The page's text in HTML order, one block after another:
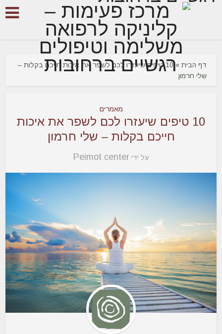
דף הבית »
10 טיפים שיעזרו לכם לשפר את איכות חייכם בקלות –
שלי חרמון
מאמרים
10 טיפים שיעזרו לכם לשפר את איכות
חייכם בקלות – שלי חרמון
על ידיPeimot center